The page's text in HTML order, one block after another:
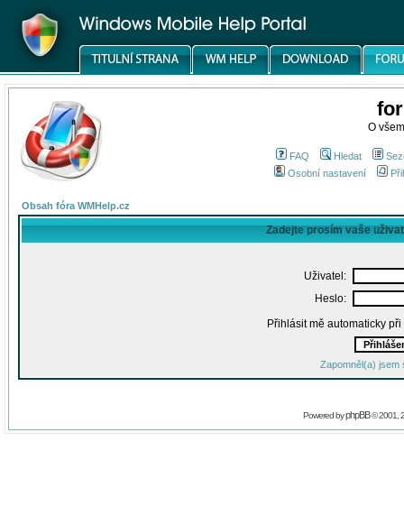
O
FAQ Hledat
Osobní nastavení
Obsah fóra WMHelp.cz
Zadejte prosím vaše
Uživatel:
Heslo:
Přihlásit mě automaticky
Zapomněl(a) jsem
Powered byphpBB© 2001,